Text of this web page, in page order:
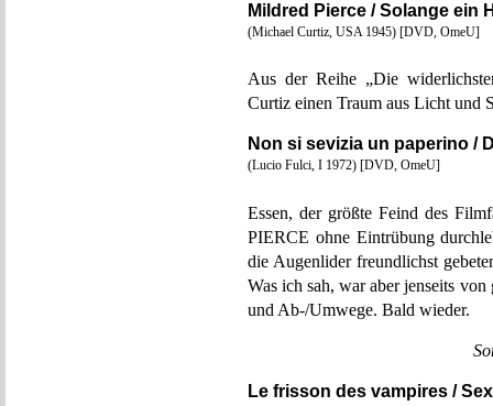
Mildred Pierce / Solange ein
(Michael Curtiz, USA 1945) [DVD, OmeU]
Aus der Reihe „Die
Curtiz einen Traum aus Licht und
Non si sevizia un paperino /
(Lucio Fulci, I 1972) [DVD, OmeU]
Essen, der größte Feind des
PIERCE ohne Eintrübung
die Augenlider freundlichst
Was ich sah, war aber jenseits
und Ab-/Umwege. Bald wieder.
Le frisson des vampires /